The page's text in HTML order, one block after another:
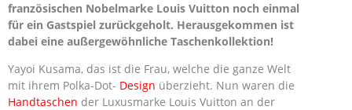
französischen Nobelmarke Louis Vuitton noch einmal
für ein Gastspiel zurückgeholt. Herausgekommen ist
dabei eine außergewöhnliche Taschenkollektion!
Yayoi Kusama, das ist die Frau, welche die ganze Welt
mit ihrem Polka-Dot- Design überzieht. Nun waren die
Handtaschen der Luxusmarke Louis Vuitton an der